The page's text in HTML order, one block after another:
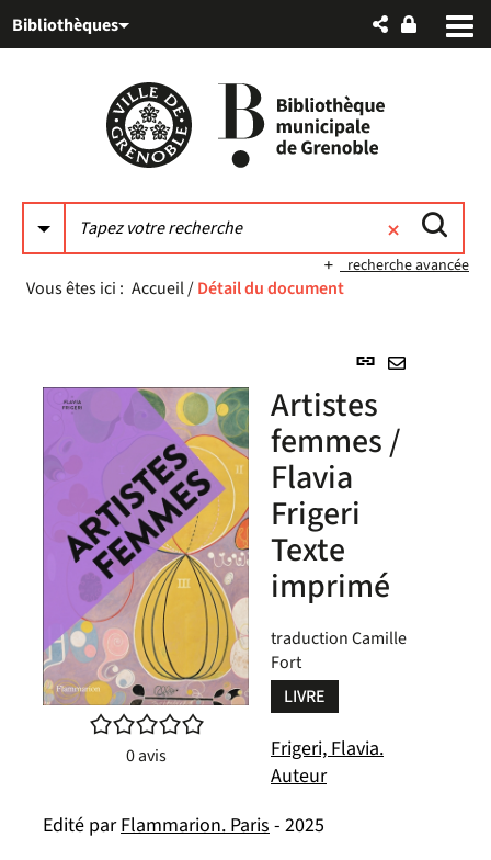
au
auBibliothèques
recherche avancée
Vous êtes ici : Accueil/Détail du document
Lien
fenêtre)
mail
/5
0avis
Artistes
femmes /
Flavia
Frigeri
Texte
imprimé
traduction Camille
Fort
LIVRE
Frigeri, Flavia.
Auteur
Edité parFlammarion. Paris- 2025